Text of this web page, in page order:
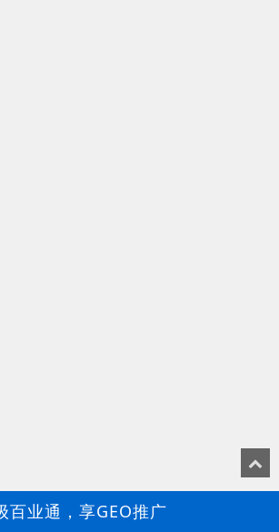
百业通，享GEO推广